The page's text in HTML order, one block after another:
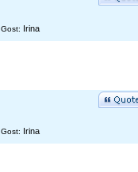
Gost: Irina
Gost: Irina